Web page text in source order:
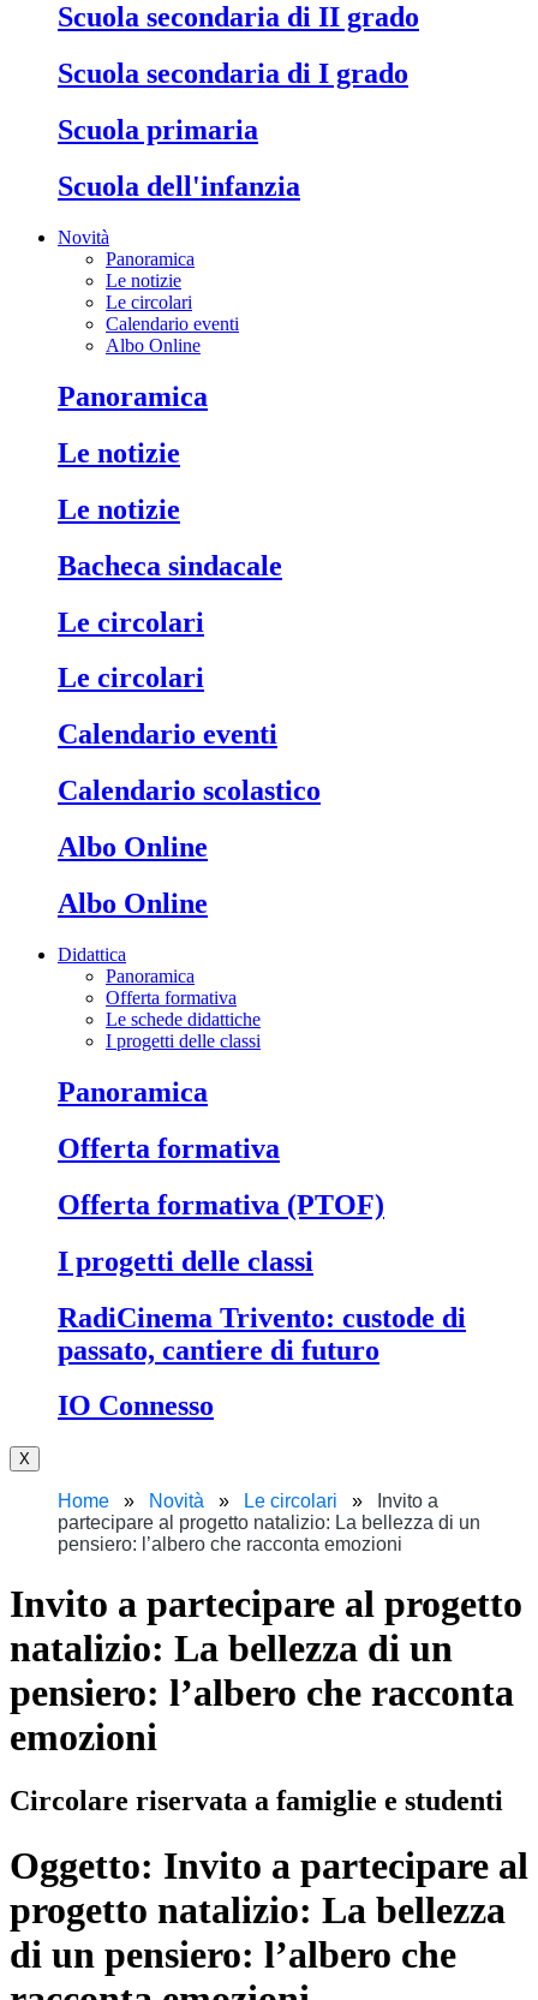
Scuola secondaria di II grado
Scuola secondaria di I grado
Scuola primaria
Scuola dell'infanzia
Novità
Panoramica
Le notizie
Le circolari
Calendario eventi
Albo Online
Panoramica
Le notizie
Le notizie
Bacheca sindacale
Le circolari
Le circolari
Calendario eventi
Calendario scolastico
Albo Online
Albo Online
Didattica
Panoramica
Offerta formativa
Le schede didattiche
I progetti delle classi
Panoramica
Offerta formativa
Offerta formativa (PTOF)
I progetti delle classi
RadiCinema Trivento: custode di
passato, cantiere di futuro
IO Connesso
X
Home Novità Le circolari
Invito a
partecipare al progetto natalizio: La bellezza di un
pensiero: l’albero che racconta emozioni
Invito a partecipare al progetto
natalizio: La bellezza di un
pensiero: l’albero che racconta
emozioni
Circolare riservata a famiglie e studenti
Oggetto: Invito a partecipare al
progetto natalizio: La bellezza
di un pensiero: l’albero che